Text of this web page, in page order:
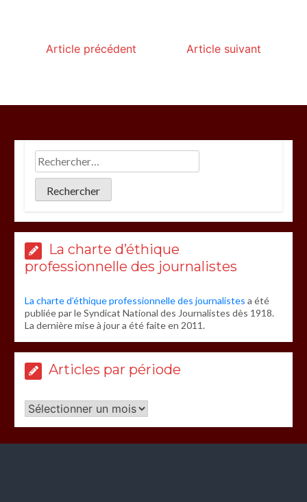
Article précédent Article suivant
La charte d’éthique
professionnelle des journalistes
La charte d’éthique professionnelle des journalistes a été
publiée par le Syndicat National des Journalistes dès 1918.
La dernière mise à jour a été faite en 2011.
Articles par période
Articles
par
période